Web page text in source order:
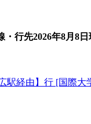
・行先2026年8月8日
駅経由】行 [国際